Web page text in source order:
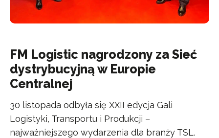
FM Logistic nagrodzony za Sieć
dystrybucyjną w Europie
Centralnej
30 listopada odbyła się XXII edycja Gali
Logistyki, Transportu i Produkcji –
najważniejszego wydarzenia dla branży TSL.